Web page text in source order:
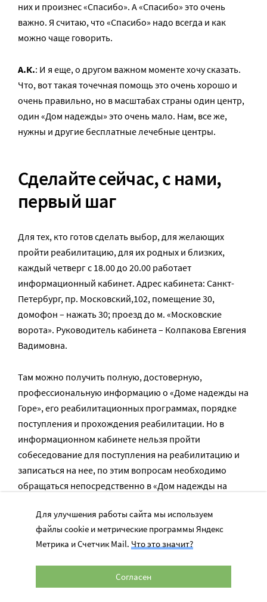
них и произнес «Спасибо». А «Спасибо» это очень
важно. Я считаю, что «Спасибо» надо всегда и как
можно чаще говорить.
А.К.: И я еще, о другом важном моменте хочу сказать.
Что, вот такая точечная помощь это очень хорошо и
очень правильно, но в масштабах страны один центр,
один «Дом надежды» это очень мало. Нам, все же,
нужны и другие бесплатные лечебные центры.
Сделайте сейчас, с нами,
первый шаг
Для тех, кто готов сделать выбор, для желающих
пройти реабилитацию, для их родных и близких,
каждый четверг с 18.00 до 20.00 работает
информационный кабинет. Адрес кабинета: Санкт-
Петербург, пр. Московский,102, помещение 30,
домофон – нажать 30; проезд до м. «Московские
ворота». Руководитель кабинета – Колпакова Евгения
Вадимовна.
Там можно получить полную, достоверную,
профессиональную информацию о «Доме надежды на
Горе», его реабилитационных программах, порядке
поступления и прохождения реабилитации. Но в
информационном кабинете нельзя пройти
собеседование для поступления на реабилитацию и
записаться на нее, по этим вопросам необходимо
обращаться непосредственно в «Дом надежды на
Фотос сайта facebook*ис сайта vk
запрещена в России как экстремистская.
Для улучшения работы сайта мы используем
файлы cookie и метрические программы Яндекс
Метрика и Счетчик Mail. Что это значит?
Согласен